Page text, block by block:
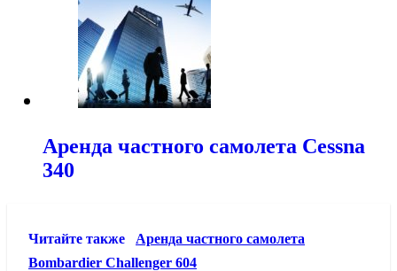
Аренда частного самолета Cessna
340
Читайте также
Аренда частного самолета
Bombardier Challenger 604